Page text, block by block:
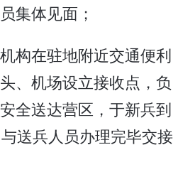
集体见面；
构在驻地附近交通便利
、机场设立接收点，负
全送达营区，于新兵到
送兵人员办理完毕交接